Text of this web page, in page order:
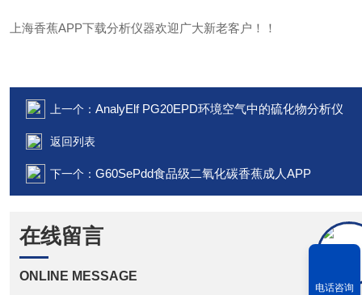
上海香蕉APP下载分析仪器欢迎广大新老客户！！
上一个： AnalyElf PG20EPD环境空气中的硫化物分析仪
返回列表
下一个： G60SePdd食品级二氧化碳香蕉成人APP
在线留言
ONLINE MESSAGE
电话咨询